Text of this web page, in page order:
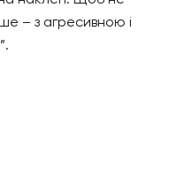
– з агресивною і